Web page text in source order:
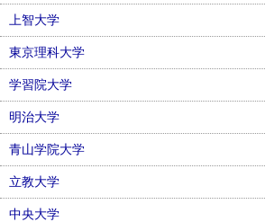
上智大学
東京理科大学
学習院大学
明治大学
青山学院大学
立教大学
中央大学